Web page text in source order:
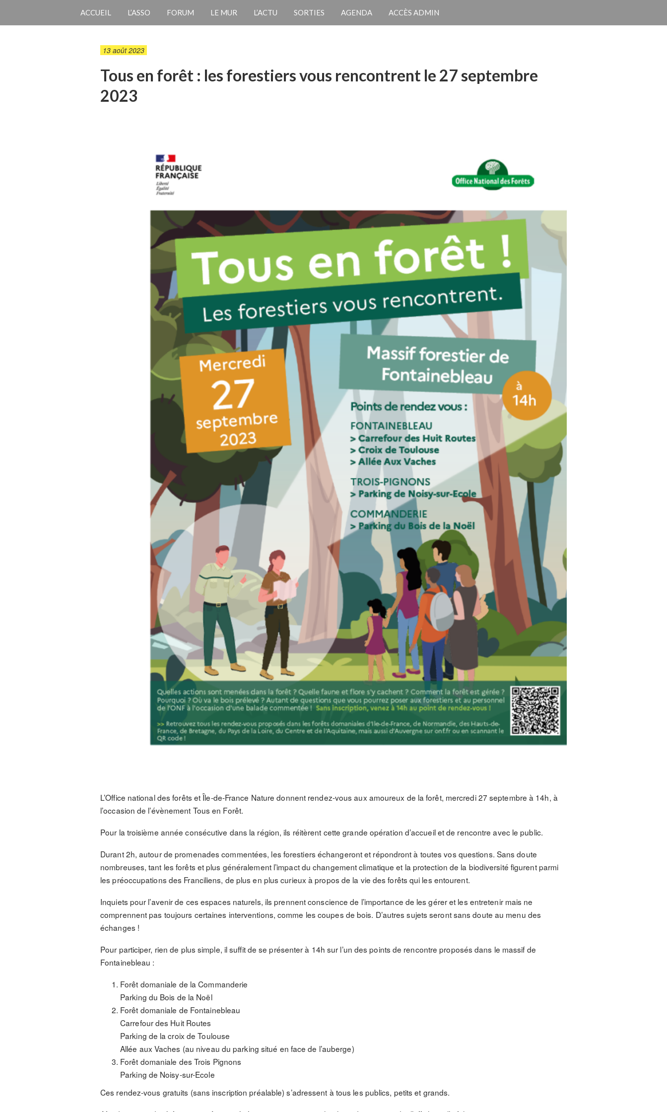
ACCUEIL L’ASSO FORUM LE MUR L’ACTU SORTIES AGENDA ACCÈS ADMIN
13 août 2023
Tous en forêt : les forestiers vous rencontrent le 27 septembre
2023
L’Office national des forêts et Île-de-France Nature donnent rendez-vous aux amoureux de la forêt, mercredi 27 septembre à 14h, à
l’occasion de l’évènement Tous en Forêt.
Pour la troisième année consécutive dans la région, ils réitèrent cette grande opération d’accueil et de rencontre avec le public.
Durant 2h, autour de promenades commentées, les forestiers échangeront et répondront à toutes vos questions. Sans doute
nombreuses, tant les forêts et plus généralement l’impact du changement climatique et la protection de la biodiversité figurent parmi
les préoccupations des Franciliens, de plus en plus curieux à propos de la vie des forêts qui les entourent.
Inquiets pour l’avenir de ces espaces naturels, ils prennent conscience de l’importance de les gérer et les entretenir mais ne
comprennent pas toujours certaines interventions, comme les coupes de bois. D’autres sujets seront sans doute au menu des
échanges !
Pour participer, rien de plus simple, il suffit de se présenter à 14h sur l’un des points de rencontre proposés dans le massif de
Fontainebleau :
Forêt domaniale de la Commanderie
Parking du Bois de la Noël
Forêt domaniale de Fontainebleau
Carrefour des Huit Routes
Parking de la croix de Toulouse
Allée aux Vaches (au niveau du parking situé en face de l’auberge)
Forêt domaniale des Trois Pignons
Parking de Noisy-sur-Ecole
Ces rendez-vous gratuits (sans inscription préalable) s’adressent à tous les publics, petits et grands.